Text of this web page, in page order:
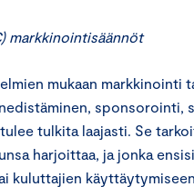
markkinointisäännöt
mukaan markkinointi
sponsorointi,
tulkita laajasti. Se
harjoittaa, ja jonka
kuluttajien